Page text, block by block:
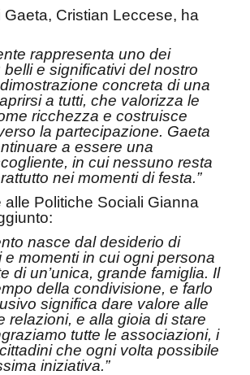
Gaeta, Cristian Leccese, ha
rappresenta uno dei
e significativi del nostro
concreta di una
a tutti, che valorizza le
ricchezza e costruisce
la partecipazione. Gaeta
a essere una
in cui nessuno resta
nei momenti di festa.”
alle Politiche Sociali Gianna
nasce dal desiderio di
e momenti in cui ogni persona
di un’unica, grande famiglia. Il
della condivisione, e farlo
significa dare valore alle
relazioni, e alla gioia di stare
tutte le associazioni, i
che ogni volta possibile
iniziativa.”